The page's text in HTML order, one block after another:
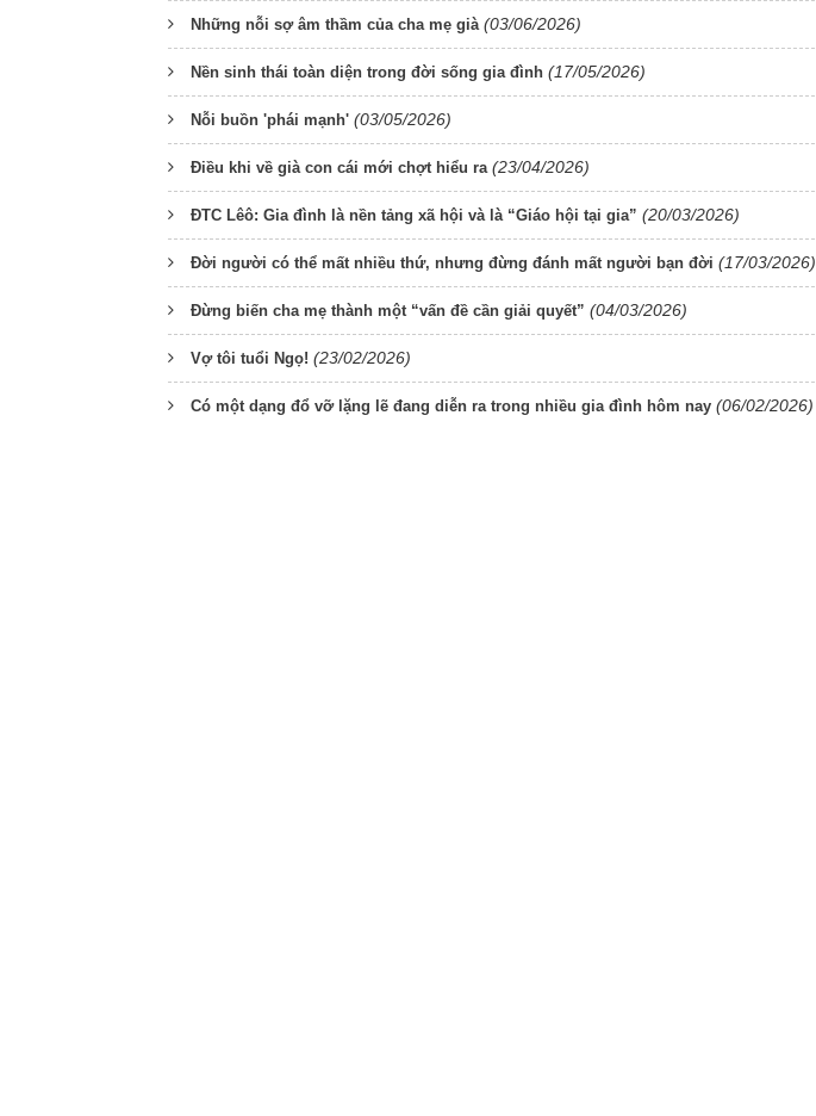
Những nỗi sợ âm thầm của cha mẹ già (03/06/2026)
Nền sinh thái toàn diện trong đời sống gia đình (17/05/2026)
Nỗi buồn 'phái mạnh' (03/05/2026)
Điều khi về già con cái mới chợt hiểu ra (23/04/2026)
ĐTC Lêô: Gia đình là nền tảng xã hội và là “Giáo hội tại gia” (20/03/2026)
Đời người có thể mất nhiều thứ, nhưng đừng đánh mất người bạn đời (17/03/2026)
Đừng biến cha mẹ thành một “vấn đề cần giải quyết” (04/03/2026)
Vợ tôi tuổi Ngọ! (23/02/2026)
Có một dạng đổ vỡ lặng lẽ đang diễn ra trong nhiều gia đình hôm nay (06/02/2026)